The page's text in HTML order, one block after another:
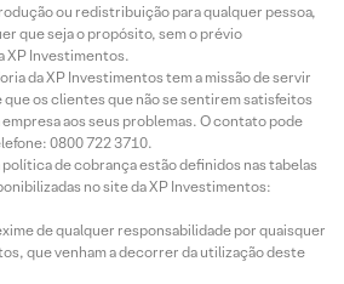
ou redistribuição para qualquer pessoa,
que seja o propósito, sem o prévio
XP Investimentos.
da XP Investimentos tem a missão de servir
os clientes que não se sentirem satisfeitos
aos seus problemas. O contato pode
0800 722 3710.
política de cobrança estão definidos nas tabelas
no site da XP Investimentos:
de qualquer responsabilidade por quaisquer
que venham a decorrer da utilização deste